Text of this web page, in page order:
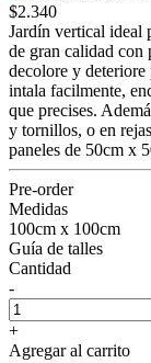
$2.340
Jardín vertical ideal
de gran calidad con
decolore y deteriore
intala facilmente,
que precises.
y tornillos, o en
paneles de 50cm x
Pre-order
Medidas
100cm x 100cm
Guía de talles
Cantidad
-
+
Agregar al carrito